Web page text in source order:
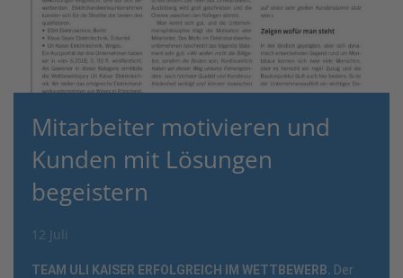
Mitarbeiter motivieren und
Kunden mit Lösungen
begeistern
12 Juli
TEAM ULI KAISER ERFOLGREICH IM WETTBEWERB. Der